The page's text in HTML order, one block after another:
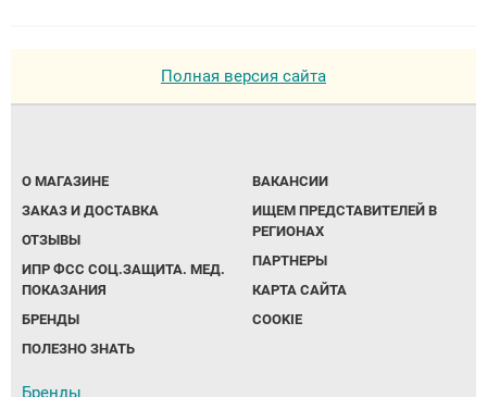
Полная версия сайта
О МАГАЗИНЕ
ЗАКАЗ И ДОСТАВКА
ОТЗЫВЫ
ИПР ФСС СОЦ.ЗАЩИТА. МЕД.
ПОКАЗАНИЯ
БРЕНДЫ
ПОЛЕЗНО ЗНАТЬ
ВАКАНСИИ
ИЩЕМ ПРЕДСТАВИТЕЛЕЙ В
РЕГИОНАХ
ПАРТНЕРЫ
КАРТА САЙТА
COOKIE
Бренды